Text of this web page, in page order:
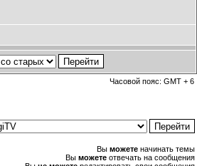
Часовой пояс: GMT + 6
Вы можетеначинать темы
Вы можетеотвечать на сообщения